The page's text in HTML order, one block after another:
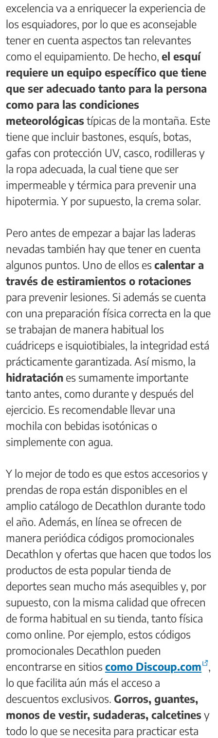
excelencia va a enriquecer la experiencia de
los esquiadores, por lo que es aconsejable
tener en cuenta aspectos tan relevantes
como el equipamiento. De hecho, el esquí
requiere un equipo específico que tiene
que ser adecuado tanto para la persona
como para las condiciones
meteorológicastípicas de la montaña. Este
tiene que incluir bastones, esquís, botas,
gafas con protección UV, casco, rodilleras y
la ropa adecuada, la cual tiene que ser
impermeable y térmica para prevenir una
hipotermia. Y por supuesto, la crema solar.
Pero antes de empezar a bajar las laderas
nevadas también hay que tener en cuenta
algunos puntos. Uno de ellos es calentar a
través de estiramientos o rotaciones
para prevenir lesiones. Si además se cuenta
con una preparación física correcta en la que
se trabajan de manera habitual los
cuádriceps e isquiotibiales, la integridad está
prácticamente garantizada. Así mismo, la
hidratación es sumamente importante
tanto antes, como durante y después del
ejercicio. Es recomendable llevar una
mochila con bebidas isotónicas o
simplemente con agua.
Y lo mejor de todo es que estos accesorios y
prendas de ropa están disponibles en el
amplio catálogo de Decathlon durante todo
el año. Además, en línea se ofrecen de
manera periódica códigos promocionales
Decathlon y ofertas que hacen que todos los
productos de esta popular tienda de
deportes sean mucho más asequibles y, por
supuesto, con la misma calidad que ofrecen
de forma habitual en su tienda, tanto física
como online. Por ejemplo, estos códigos
promocionales Decathlon pueden
encontrarse en sitios como Discoup.com
,
lo que facilita aún más el acceso a
descuentos exclusivos. Gorros, guantes,
monos de vestir, sudaderas, calcetinesy
todo lo que se necesita para practicar esta